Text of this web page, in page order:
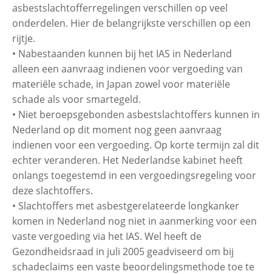
asbestslachtofferregelingen verschillen op veel
onderdelen. Hier de belangrijkste verschillen op een
rijtje.
• Nabestaanden kunnen bij het IAS in Nederland
alleen een aanvraag indienen voor vergoeding van
materiële schade, in Japan zowel voor materiële
schade als voor smartegeld.
• Niet beroepsgebonden asbestslachtoffers kunnen in
Nederland op dit moment nog geen aanvraag
indienen voor een vergoeding. Op korte termijn zal dit
echter veranderen. Het Nederlandse kabinet heeft
onlangs toegestemd in een vergoedingsregeling voor
deze slachtoffers.
• Slachtoffers met asbestgerelateerde longkanker
komen in Nederland nog niet in aanmerking voor een
vaste vergoeding via het IAS. Wel heeft de
Gezondheidsraad in juli 2005 geadviseerd om bij
schadeclaims een vaste beoordelingsmethode toe te